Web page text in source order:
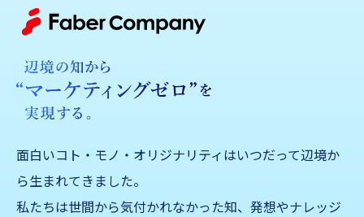
面白いコト・モノ・オリジナリティはいつだって辺境か
ら生まれてきました。
私たちは世間から気付かれなかった知、発想やナレッジ